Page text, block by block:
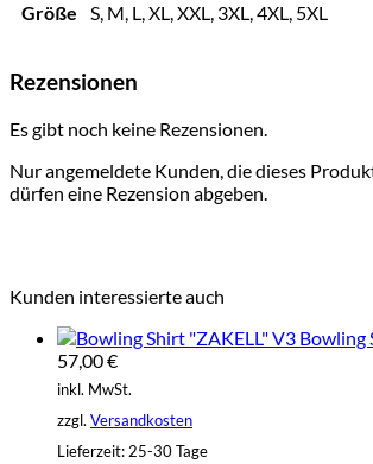
Größe S, M, L, XL, XXL, 3XL, 4XL, 5XL
Rezensionen
Es gibt noch keine Rezensionen.
Nur angemeldete Kunden, die dieses
dürfen eine Rezension abgeben.
Kunden interessierte auch
Bowling
57,00€
inkl. MwSt.
zzgl. Versandkosten
Lieferzeit: 25-30 Tage